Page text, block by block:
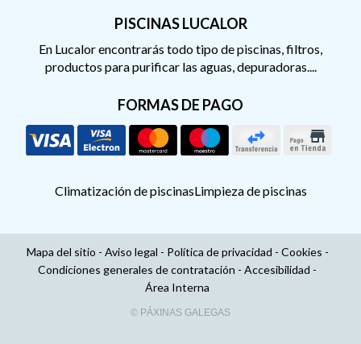
PISCINAS LUCALOR
En Lucalor encontrarás todo tipo de piscinas, filtros,
productos para purificar las aguas, depuradoras....
FORMAS DE PAGO
Climatización de piscinasLimpieza de piscinas
Mapa del sitio - Aviso legal - Política de privacidad - Cookies -
Condiciones generales de contratación - Accesibilidad -
Área Interna
© PÁXINAS GALEGAS